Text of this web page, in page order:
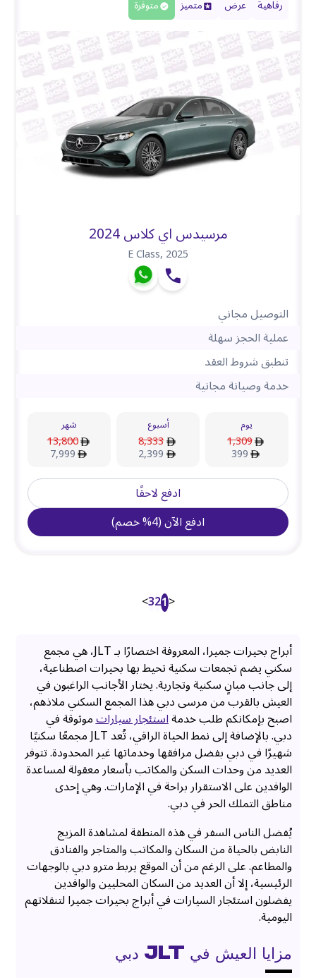
رفاهية عرض متميز متوفرة
مرسيدس اي كلاس 2024
E Class,2025
التوصيل مجاني
عملية الحجز سهلة
تنطبق شروط العقد
خدمة وصيانة مجانية
يوم
1,309
399
أسبوع
8,333
2,399
شهر
13,800
7,999
ادفع لاحقًا
ادفع الآن(
4
%خصم)
<
1
2
3
>
أبراج بحيرات جميرا، المعروفة اختصارًا بـ JLT، هي مجمع
سكني يضم تجمعات سكنية تحيط بها بحيرات اصطناعية،
إلى جانب مبانٍ سكنية وتجارية. يختار الأجانب الراغبون في
العيش بالقرب من مرسى دبي هذا المجمع السكني ملاذهم،
اصبح بإمكانكم طلب خدمةاستئجار سياراتموثوقة في
دبي. بالإضافة إلى نمط الحياة الراقي، تُعد JLT مجمعًا سكنيًا
شهيرًا في دبي بفضل مرافقها وخدماتها غير المحدودة. تتوفر
العديد من وحدات السكن والمكاتب بأسعار معقولة لمساعدة
الوافدين على الاستقرار براحة في الإمارات. وهي إحدى
مناطق التملك الحر في دبي.
يُفضل الناس السفر في هذه المنطقة لمشاهدة المزيج
النابض بالحياة من السكان والمكاتب والمتاجر والفنادق
والمطاعم. على الرغم من أن الموقع يربط مترو دبي بالوجهات
الرئيسية، إلا أن العديد من السكان المحليين والوافدين
يفضلون استئجار السيارات في أبراج بحيرات جميرا لتنقلاتهم
اليومية.
مزايا العيش في JLT دبي